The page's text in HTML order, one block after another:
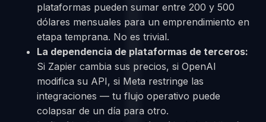
plataformas pueden sumar entre 200 y 500
dólares mensuales para un emprendimiento en
etapa temprana. No es trivial.
La dependencia de plataformas de terceros:
Si Zapier cambia sus precios, si OpenAI
modifica su API, si Meta restringe las
integraciones — tu flujo operativo puede
colapsar de un día para otro.